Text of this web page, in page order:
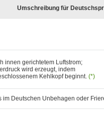
Umschreibung für
innen gerichtetem Luftstrom;
wird erzeugt, indem
Kehlkopf beginnt. (*)
im Deutschen Unbehagen oder